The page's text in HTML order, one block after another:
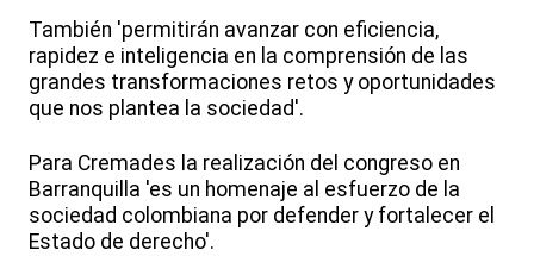
También 'permitirán avanzar con eficiencia,
rapidez e inteligencia en la comprensión de las
grandes transformaciones retos y oportunidades
que nos plantea la sociedad'.
Para Cremades la realización del congreso en
Barranquilla 'es un homenaje al esfuerzo de la
sociedad colombiana por defender y fortalecer el
Estado de derecho'.